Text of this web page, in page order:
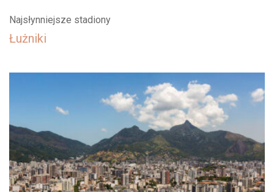
Najsłynniejsze stadiony
Łużniki